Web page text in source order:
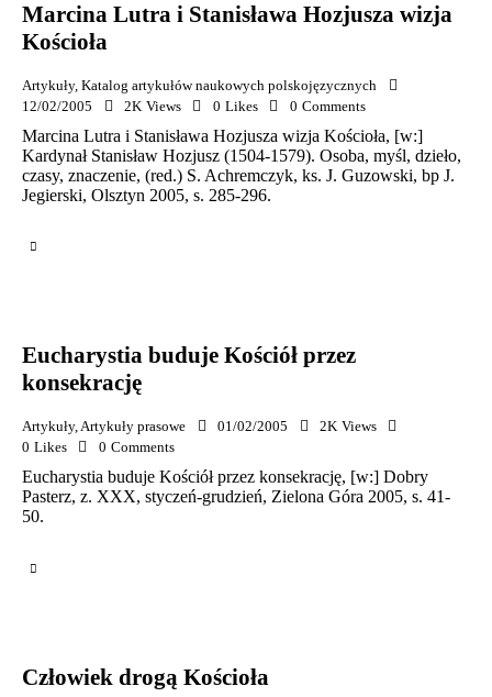
Marcina Lutra i Stanisława Hozjusza wizja
Kościoła
Artykuły, Katalog artykułów naukowych polskojęzycznych
12/02/2005
2K Views 0 Likes 0 Comments
Marcina Lutra i Stanisława Hozjusza wizja Kościoła, [w:]
Kardynał Stanisław Hozjusz (1504-1579). Osoba, myśl, dzieło,
czasy, znaczenie, (red.) S. Achremczyk, ks. J. Guzowski, bp J.
Jegierski, Olsztyn 2005, s. 285-296.
Eucharystia buduje Kościół przez
konsekrację
Artykuły,Artykuły prasowe 01/02/2005 2K Views
0 Likes 0 Comments
Eucharystia buduje Kościół przez konsekrację, [w:] Dobry
Pasterz, z. XXX, styczeń-grudzień, Zielona Góra 2005, s. 41-
50.
Człowiek drogą Kościoła